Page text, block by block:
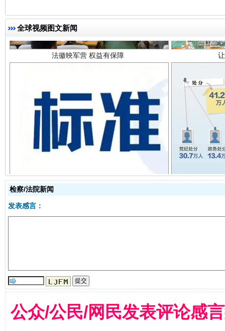
全球视频图文新闻
一批国家标准开始实施
检察/法院新闻
发表感言：
公众/公民/网民发表评论感